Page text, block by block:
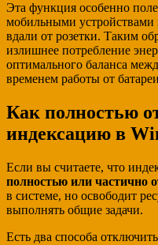
Эта функция особенно
мобильными
вдали от розетки. Таким
излишнее потребление
оптимального баланса
временем работы от
Как полностью
индексацию в
Если вы считаете, что
полностью или частично
в системе, но освободит
выполнять общие задачи.
Есть два способа